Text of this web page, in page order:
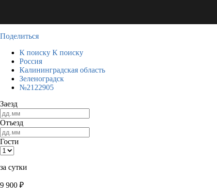
Поделиться
К поиску К поиску
Россия
Калининградская область
Зеленоградск
№2122905
Заезд
Отъезд
Гости
за сутки
9 900 ₽